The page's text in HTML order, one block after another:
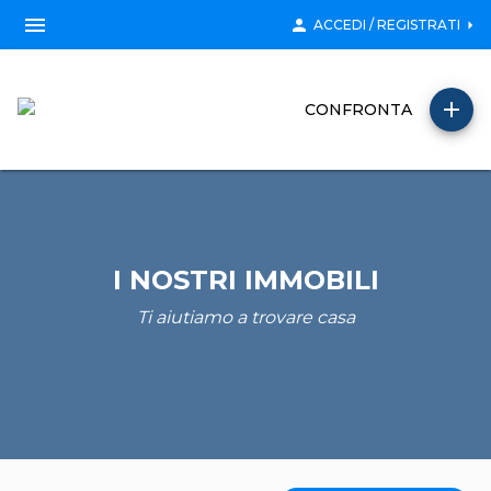
menu person ACCEDI / REGISTRATI arrow_right
CONFRONTA add
I NOSTRI IMMOBILI
Ti aiutiamo a trovare casa